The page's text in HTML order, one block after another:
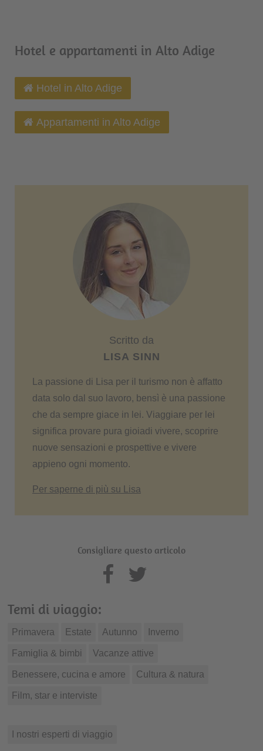
Hotel e appartamenti in Alto Adige
Hotel in Alto Adige
Appartamenti in Alto Adige
Scritto da
LISA SINN
La passione di Lisa per il turismo non è affatto
data solo dal suo lavoro, bensì è una passione
che da sempre giace in lei. Viaggiare per lei
significa provare pura gioiadi vivere, scoprire
nuove sensazioni e prospettive e vivere
appieno ogni momento.
Per saperne di più su Lisa
Consigliare questo articolo
Temi di viaggio:
Primavera Estate Autunno Inverno
Famiglia & bimbi Vacanze attive
Benessere, cucina e amore Cultura & natura
Film, star e interviste
I nostri esperti di viaggio